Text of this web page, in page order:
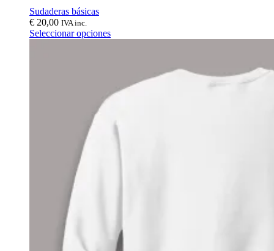
Sudaderas básicas
€ 20,00 IVA inc.
Seleccionar opciones